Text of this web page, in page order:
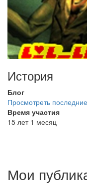
История
Блог
Просмотреть
Время участия
15 лет 1 месяц
Мои